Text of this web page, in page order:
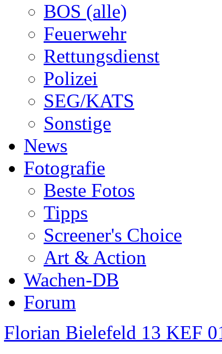
BOS (alle)
Feuerwehr
Rettungsdienst
Polizei
SEG/KATS
Sonstige
News
Fotografie
Beste Fotos
Tipps
Screener's Choice
Art & Action
Wachen-DB
Forum
Florian Bielefeld 13 KEF